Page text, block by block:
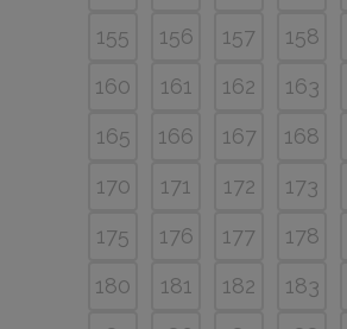
155
156 157 158
160
161 162 163
165
166 167 168
170
171 172 173
175
176 177 178
180
181 182 183